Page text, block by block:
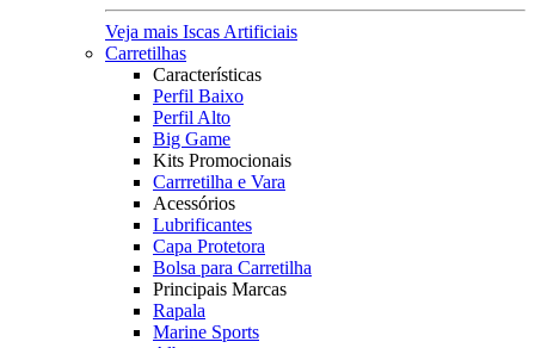
Veja mais Iscas Artificiais
Carretilhas
Características
Perfil Baixo
Perfil Alto
Big Game
Kits Promocionais
Carrretilha e Vara
Acessórios
Lubrificantes
Capa Protetora
Bolsa para Carretilha
Principais Marcas
Rapala
Marine Sports